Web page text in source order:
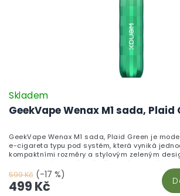
GeekVape Wenax M1 sada, Plaid
Skladem
599 Kč (-17 %)
499 Kč
GeekVape Wenax M1 sada, Plaid Green je
e-cigareta typu pod systém, která vyniká
kompaktními rozměry a stylovým zeleným
automatickému spínání, příjemnému
spolehlivé baterii je Wenax M1 ideální volbou
zkušené vapery, kteří chtějí zařízení, které je
použití a pohodlně se vejde do kapsy nebo